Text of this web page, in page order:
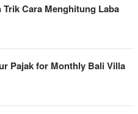
Trik Cara Menghitung Laba
Pajak for Monthly Bali Villa